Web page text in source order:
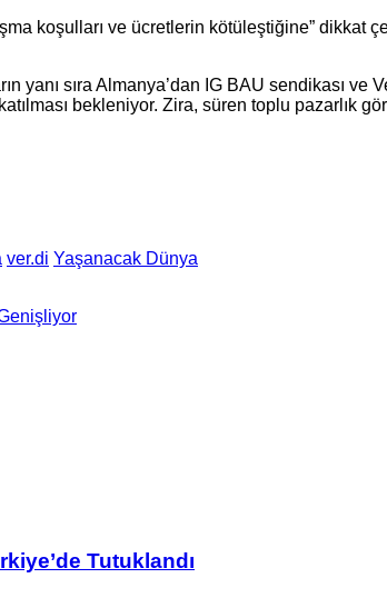
koşulları ve ücretlerin kötüleştiğine”
sıra Almanya’dan IG BAU sendikası ve
bekleniyor. Zira, süren toplu pazarlık
ver.di Yaşanacak Dünya
Tutuklandı